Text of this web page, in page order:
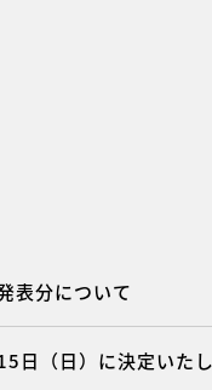
表分について
日（日）に決定いた